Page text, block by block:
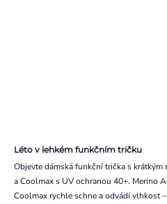
Léto v lehkém funkčním tričku
Objevte dámská funkční trička s
a Coolmax s UV ochranou 40+. Merino
Coolmax rychle schne a odvádí vlhkost